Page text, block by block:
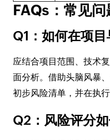
FAQs：常见问
Q1：如何在项
应结合项目范围、技术
面分析。借助头脑风暴
初步风险清单，并在执
Q2：风险评分